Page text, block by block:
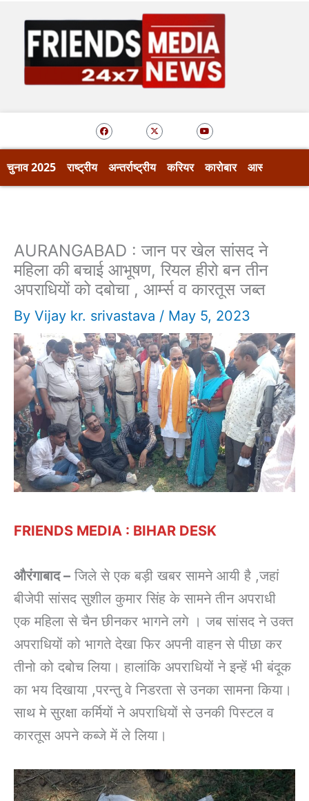
content
F
a
c
e
X
-
t
w
t
t
r
Y
o
u
t
b
e
चुनाव 2025 राष्ट्रीय अन्तर्राष्ट्रीय करियर कारोबार आस्था
AURANGABAD : जान पर खेल सांसद ने
महिला की बचाई आभूषण, रियल हीरो बन तीन
अपराधियों को दबोचा , आर्म्स व कारतूस जब्त
By Vijay kr. srivastava / May 5, 2023
FRIENDS MEDIA : BIHAR DESK
औरंगाबाद – जिले से एक बड़ी खबर सामने आयी है ,जहां
बीजेपी सांसद सुशील कुमार सिंह के सामने तीन अपराधी
एक महिला से चैन छीनकर भागने लगे । जब सांसद ने उक्त
अपराधियों को भागते देखा फिर अपनी वाहन से पीछा कर
तीनो को दबोच लिया। हालांकि अपराधियों ने इन्हें भी बंदूक
का भय दिखाया ,परन्तु वे निडरता से उनका सामना किया।
साथ मे सुरक्षा कर्मियों ने अपराधियों से उनकी पिस्टल व
कारतूस अपने कब्जे में ले लिया।